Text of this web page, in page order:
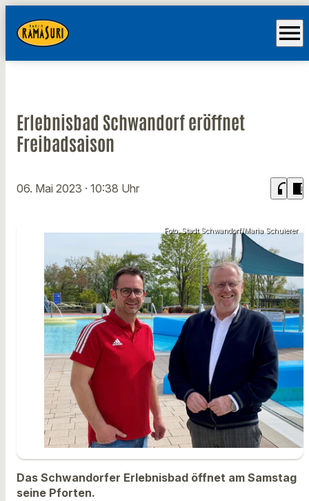
menu
Erlebnisbad Schwandorf eröffnet
Freibadsaison
06. Mai 2023 · 10:38 Uhr headphones chrome_reader_mode
Foto: Stadt Schwandorf/Maria Schuierer
Das Schwandorfer Erlebnisbad öffnet am Samstag
seine Pforten.